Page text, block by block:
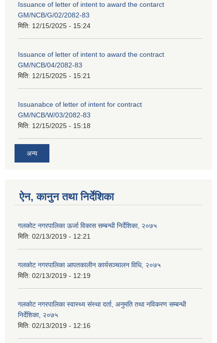
Issuance of letter of intent to award the contarct
GM/NCB/G/02/2082-83
मिति: 12/15/2025 - 15:24
Issuance of letter of intent to award the contract
GM/NCB/04/2082-83
मिति: 12/15/2025 - 15:21
Issuanabce of letter of intent for contract
GM/NCB/W/03/2082-83
मिति: 12/15/2025 - 15:18
अन्य
ऐन, कानुन तथा निर्देशिका
गलकोट नगरपालिका ऊर्जा विकास सम्बन्धी निर्देशिका, २०७५
मिति: 02/13/2019 - 12:21
गलकोट नगरपालिका आपतकालीन कार्यसञ्चालन विधि, २०७५
मिति: 02/13/2019 - 12:19
गलकोट नगरपालिका स्वास्थ्य संस्था दर्ता, अनुमति तथा नविकरण सम्बन्धी
निर्देशिका, २०७५
मिति: 02/13/2019 - 12:16